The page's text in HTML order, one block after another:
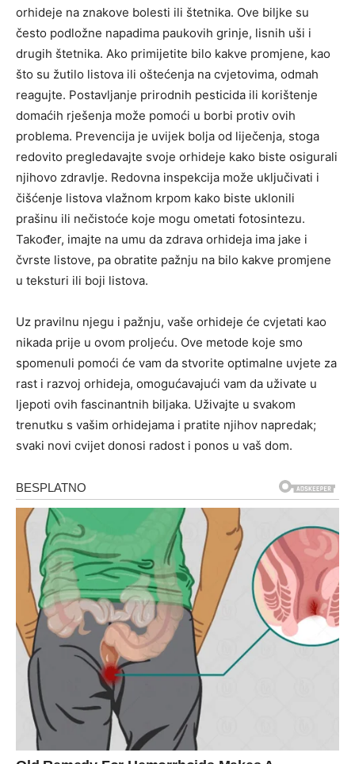
orhideje na znakove bolesti ili štetnika. Ove biljke su
često podložne napadima paukovih grinje, lisnih uši i
drugih štetnika. Ako primijetite bilo kakve promjene, kao
što su žutilo listova ili oštećenja na cvjetovima, odmah
reagujte. Postavljanje prirodnih pesticida ili korištenje
domaćih rješenja može pomoći u borbi protiv ovih
problema. Prevencija je uvijek bolja od liječenja, stoga
redovito pregledavajte svoje orhideje kako biste osigurali
njihovo zdravlje. Redovna inspekcija može uključivati i
čišćenje listova vlažnom krpom kako biste uklonili
prašinu ili nečistoće koje mogu ometati fotosintezu.
Također, imajte na umu da zdrava orhideja ima jake i
čvrste listove, pa obratite pažnju na bilo kakve promjene
u teksturi ili boji listova.
Uz pravilnu njegu i pažnju, vaše orhideje će cvjetati kao
nikada prije u ovom proljeću. Ove metode koje smo
spomenuli pomoći će vam da stvorite optimalne uvjete za
rast i razvoj orhideja, omogućavajući vam da uživate u
ljepoti ovih fascinantnih biljaka. Uživajte u svakom
trenutku s vašim orhidejama i pratite njihov napredak;
svaki novi cvijet donosi radost i ponos u vaš dom.